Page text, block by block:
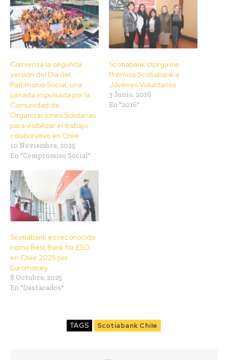
Comienza la segunda
versión del Día del
Patrimonio Social, una
jornada impulsada por la
Comunidad de
Organizaciones Solidarias
para visibilizar el trabajo
colaborativo en Chile
10 Noviembre, 2025
En "Compromiso Social"
Scotiabank otorga los
Premios Scotiabank a
Jóvenes Voluntarios
3 Junio, 2016
En "2016"
Scotiabank es reconocido
como Best Bank for ESG
en Chile 2025 por
Euromoney
8 Octubre, 2025
En "Destacados"
TAGS Scotiabank Chile